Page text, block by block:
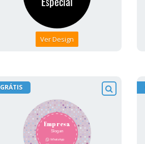
Ver Design
GRÁTIS